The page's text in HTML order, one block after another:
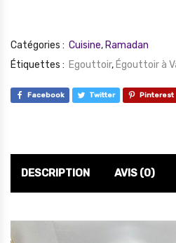
Catégories : Cuisine, Ramadan
Étiquettes : Egouttoir, Égouttoir à
Facebook Twitter Pinterest
DESCRIPTION AVIS (0)